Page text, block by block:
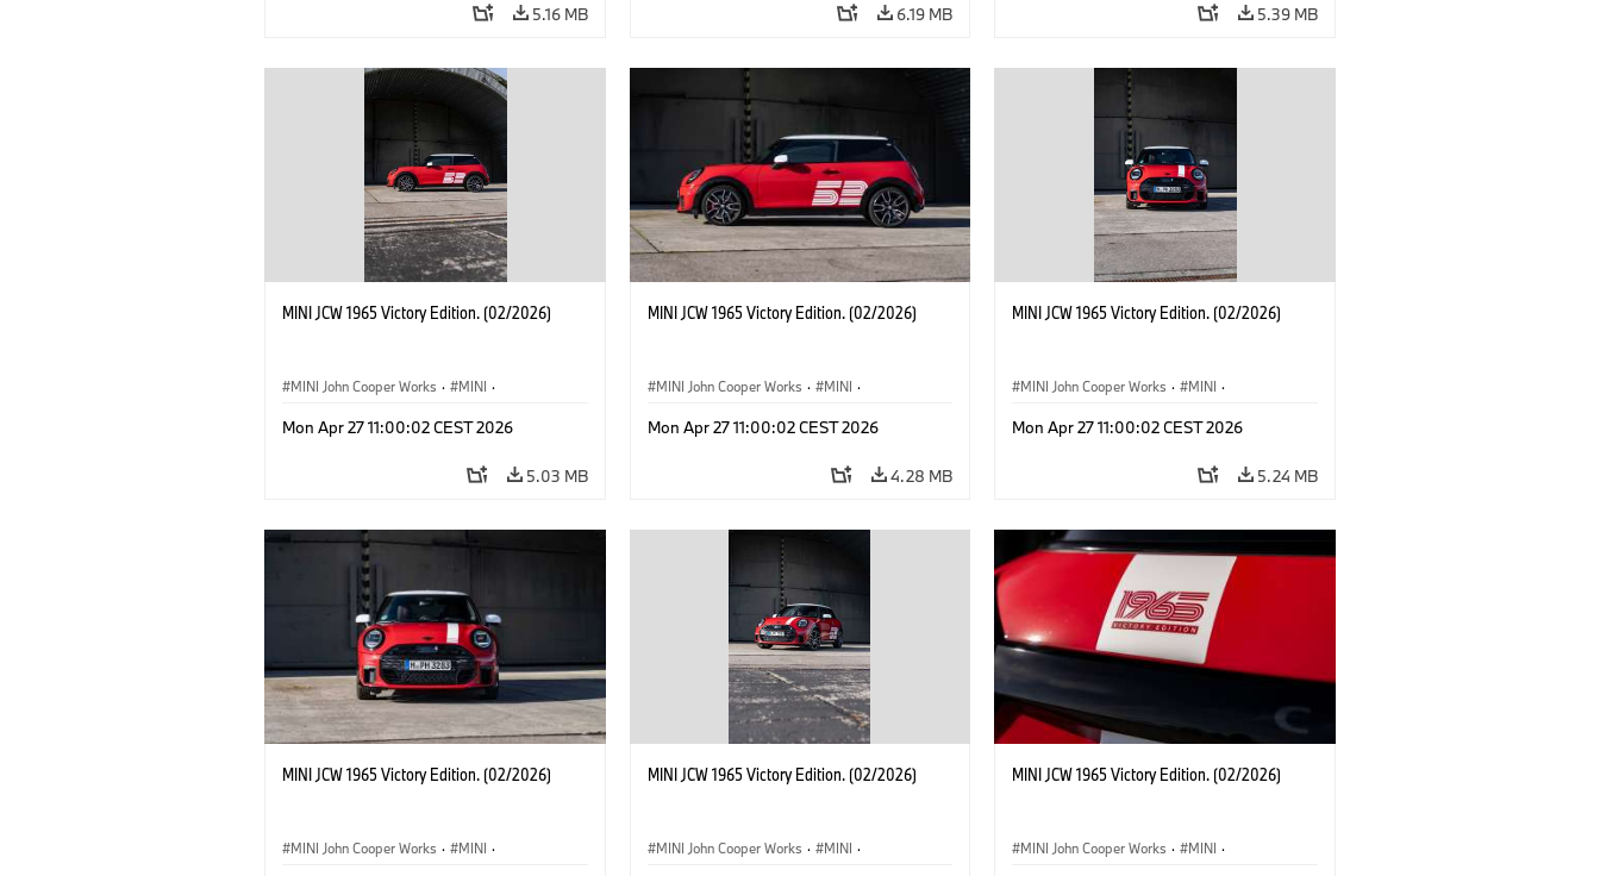
5.16 MB 6.19 MB 5.39 MB
MINI JCW 1965 Victory Edition. (02/2026)
MINI John Cooper Works · MINI ·
Mon Apr 27 11:00:02 CEST 2026
5.03 MB
MINI JCW 1965 Victory Edition. (02/2026)
MINI John Cooper Works · MINI ·
Mon Apr 27 11:00:02 CEST 2026
4.28 MB
MINI JCW 1965 Victory Edition. (02/2026)
MINI John Cooper Works · MINI ·
Mon Apr 27 11:00:02 CEST 2026
5.24 MB
MINI JCW 1965 Victory Edition. (02/2026)
MINI John Cooper Works · MINI ·
MINI JCW 1965 Victory Edition. (02/2026)
MINI John Cooper Works · MINI ·
MINI JCW 1965 Victory Edition. (02/2026)
MINI John Cooper Works · MINI ·